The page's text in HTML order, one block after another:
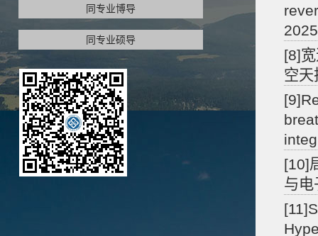
同专业博导
同专业硕导
2025
[8]
空
[10]
与